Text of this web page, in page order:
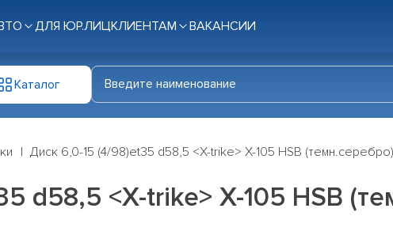
ДЛЯ ЮР.ЛИЦКЛИЕНТАМ ВАКАНСИИ
Каталог
Диск 6,0-15 (4/98)et35 d58,5 <X-trike> X-105 HSB (темн.серебро)
d58,5 <X-trike> X-105 HSB